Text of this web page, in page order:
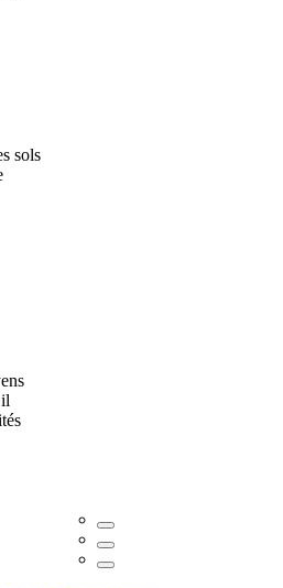
sols